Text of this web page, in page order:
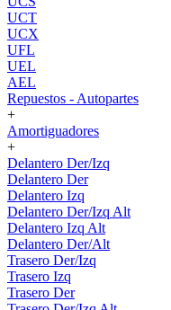
UCT
UCX
UFL
UEL
AEL
Repuestos - Autopartes
+
Amortiguadores
+
Delantero Der/Izq
Delantero Der
Delantero Izq
Delantero Der/Izq Alt
Delantero Izq Alt
Delantero Der/Alt
Trasero Der/Izq
Trasero Izq
Trasero Der